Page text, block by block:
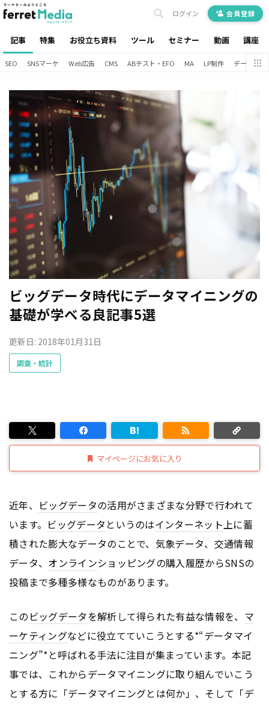
記事 特集 お役立ち資料 ツール セミナー 動画 講座
ログイン 会員登録
SEO SNSマーケ Web広告 CMS ABテスト・EFO MA LP制作 データ分析
ビッグデータ時代にデータマイニングの
基礎が学べる良記事5選
更新日: 2018年01月31日
調査・統計
マイページにお気に入り
近年、 ビッグデータの活用がさまざまな分野で行われて
います。 ビッグデータ というのはインターネット上に蓄
積された膨大なデータのことで、気象データ、交通情報
データ、 オンラインショッピングの購入履歴からSNSの
投稿まで多種多様なものがあります。
この ビッグデータを解析して得られた有益な情報を、 マ
ーケティングなどに役立てていこうとする*“データマイ
ニング”*と呼ばれる手法に注目が集まっています。本記
事では、これからデータマイニングに取り組んでいこう
とする方に「データマイニングとは何か」、そして「デ